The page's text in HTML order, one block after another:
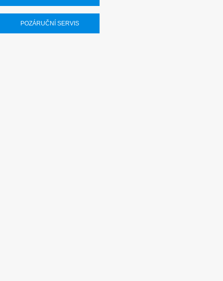
POZÁRUČNÍ SERVIS